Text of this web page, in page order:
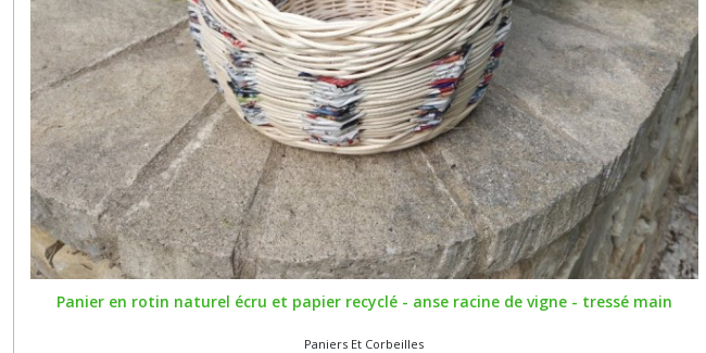
Panier en rotin naturel écru et papier recyclé - anse racine de vigne - tressé main
Paniers Et Corbeilles